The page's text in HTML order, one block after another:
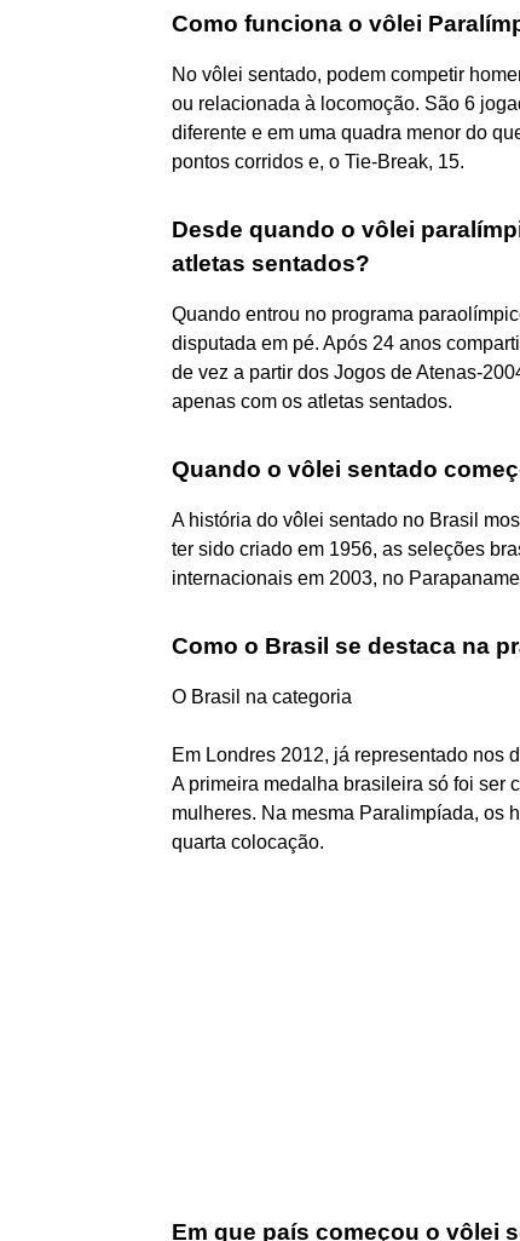
Como funciona o vôlei
No vôlei sentado, podem competir
ou relacionada à locomoção. São 6
diferente e em uma quadra menor do
pontos corridos e, o Tie-Break, 15.
Desde quando o vôlei
atletas sentados?
Quando entrou no programa
disputada em pé. Após 24 anos
de vez a partir dos Jogos de Atenas-
apenas com os atletas sentados.
Quando o vôlei sentado
A história do vôlei sentado no Brasil
ter sido criado em 1956, as seleções
internacionais em 2003, no
Como o Brasil se destaca na
O Brasil na categoria
Em Londres 2012, já representado nos
A primeira medalha brasileira só foi ser
mulheres. Na mesma Paralimpíada, os
quarta colocação.
Em que país começou o vôlei